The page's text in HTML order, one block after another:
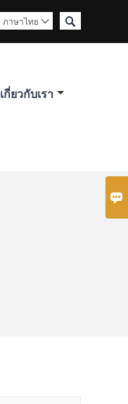


ภาษาไทย 
เกี่ยวกับเรา